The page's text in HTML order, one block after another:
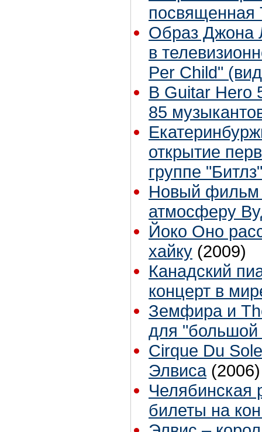
посвященная
Образ Джона
в
Per Child"
В Guitar Hero
85
открытие
группе "Битлз"
Новый фильм
атмосферу
Йоко Оно
хайку (2009)
Канадский
концерт в
Зeмфира и
для "большой
Cirque Du
Элвиса (2006)
Челябинская
билеты на